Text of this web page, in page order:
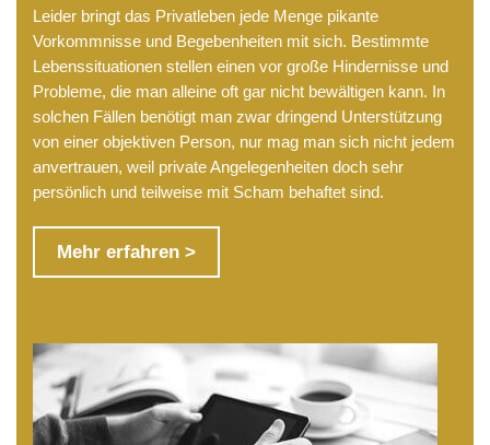
Leider bringt das Privatleben jede Menge pikante
Vorkommnisse und Begebenheiten mit sich. Bestimmte
Lebenssituationen stellen einen vor große Hindernisse und
Probleme, die man alleine oft gar nicht bewältigen kann. In
solchen Fällen benötigt man zwar dringend Unterstützung
von einer objektiven Person, nur mag man sich nicht jedem
anvertrauen, weil private Angelegenheiten doch sehr
persönlich und teilweise mit Scham behaftet sind.
Mehr erfahren >